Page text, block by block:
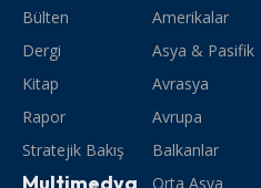
Bülten
Dergi
Kitap
Rapor
Stratejik Bakış
Multimedya
Amerikalar
Asya & Pasifik
Avrasya
Avrupa
Balkanlar
Orta Asya